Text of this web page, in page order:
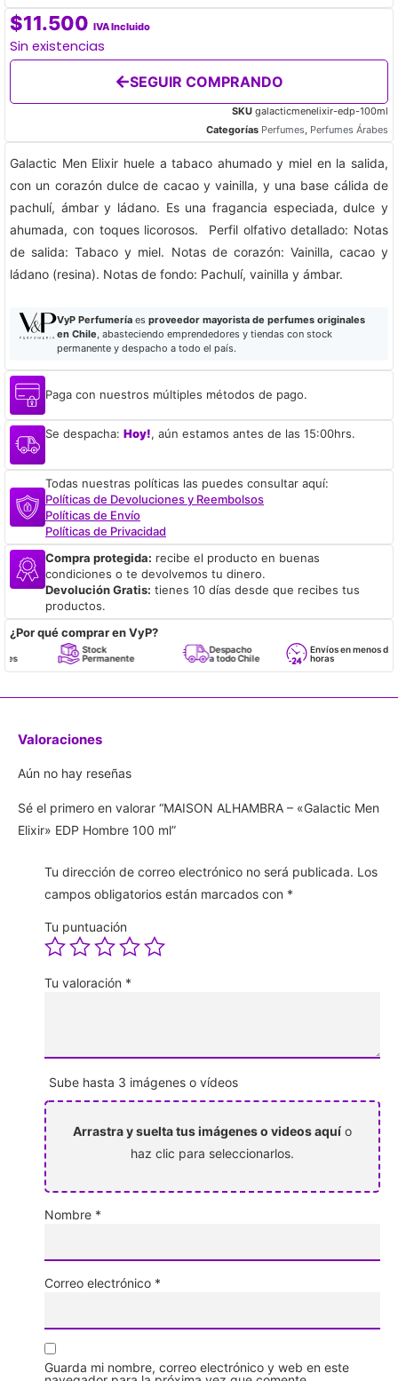
$11.500 IVA Incluido
Sin existencias
SEGUIR COMPRANDO
SKU galacticmenelixir-edp-100ml
Categorías Perfumes, Perfumes Árabes
Galactic Men Elixir huele a tabaco ahumado y miel en la salida,
con un corazón dulce de cacao y vainilla, y una base cálida de
pachulí, ámbar y ládano. Es una fragancia especiada, dulce y
ahumada, con toques licorosos. Perfil olfativo detallado: Notas
de salida: Tabaco y miel. Notas de corazón: Vainilla, cacao y
ládano (resina). Notas de fondo: Pachulí, vainilla y ámbar.
VyP Perfumeríaes proveedor mayorista de perfumes originales
en Chile, abasteciendo emprendedores y tiendas con stock
permanente y despacho a todo el país.
Paga con nuestros múltiples métodos de pago.
Se despacha: Hoy!, aún estamos antes de las 15:00hrs.
Todas nuestras políticas las puedes consultar aquí:
Políticas de Devoluciones y Reembolsos
Políticas de Envío
Políticas de Privacidad
Compra protegida: recibe el producto en buenas
condiciones o te devolvemos tu dinero.
Devolución Gratis: tienes 10 días desde que recibes tus
productos.
¿Por qué comprar en VyP?
Stock
Permanente
Despacho
a todo Chile
Envíos en menos de 24
horas
Valoraciones
Aún no hay reseñas
Sé el primero en valorar “MAISON ALHAMBRA – «Galactic Men
Elixir» EDP Hombre 100 ml”
Tu dirección de correo electrónico no será publicada. Los
campos obligatorios están marcados con *
Tu puntuación
Tu valoración *
Sube hasta 3 imágenes o vídeos
Arrastra y suelta tus imágenes o videos aquí o
haz clic para seleccionarlos.
Nombre *
Correo electrónico *
Guarda mi nombre, correo electrónico y web en este